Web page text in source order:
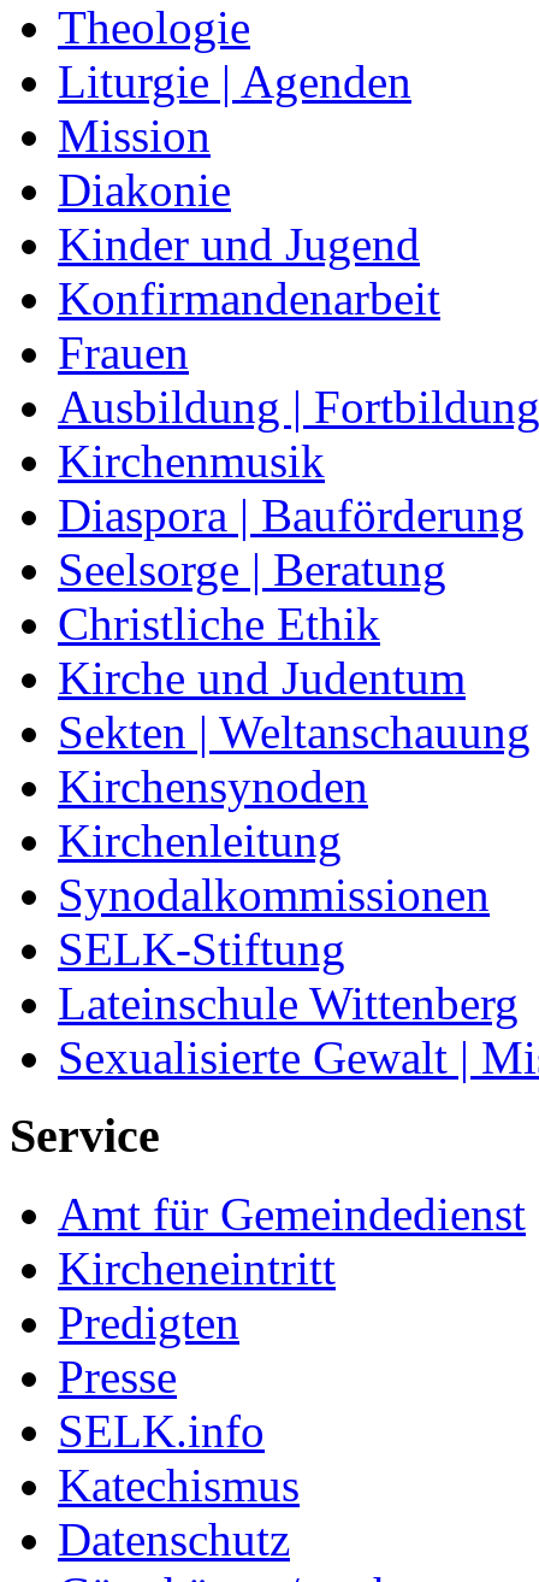
Theologie
Liturgie | Agenden
Mission
Diakonie
Kinder und Jugend
Konfirmandenarbeit
Frauen
Ausbildung | Fortbildung
Kirchenmusik
Diaspora | Bauförderung
Seelsorge | Beratung
Christliche Ethik
Kirche und Judentum
Sekten | Weltanschauung
Kirchensynoden
Kirchenleitung
Synodalkommissionen
SELK-Stiftung
Lateinschule Wittenberg
Sexualisierte Gewalt |
Service
Amt für Gemeindedienst
Kircheneintritt
Predigten
Presse
SELK.info
Katechismus
Datenschutz